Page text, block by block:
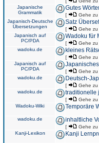
Japanische
Grammatik
Gutes
[ Gehe zu
Japanisch-Deutsche
Übersetzungen
Satz
[ Gehe zu
Japanisch auf
PC/PDA
Wadoku für
[ Gehe zu
wadoku.de
kleines
[ Gehe zu
Japanisch auf
PC/PDA
[ Gehe zu
wadoku.de
Deutsch-
[ Gehe zu
wadoku.de
traditionelle
[ Gehe zu
Wadoku-Wiki
Temporäre
wadoku.de inhaltliche
[ Gehe zu
Kanji-Lexikon
Kanji